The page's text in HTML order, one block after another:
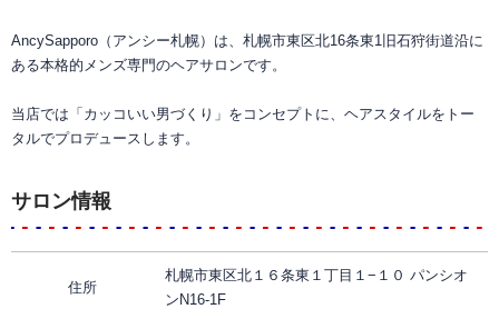
AncySapporo（アンシー札幌）は、札幌市東区北16条東1旧石狩街道沿に
ある本格的メンズ専門のヘアサロンです。
当店では「カッコいい男づくり」をコンセプトに、ヘアスタイルをトー
タルでプロデュースします。
サロン情報
住所
札幌市東区北１６条東１丁目１−１０ パンシオ
ンN16-1F